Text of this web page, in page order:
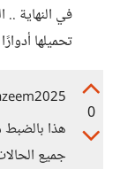
في النهاية
تحميلها
0
هذا بالضبط
جميع